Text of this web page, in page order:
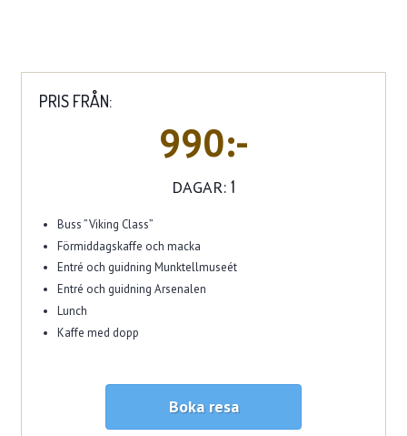
PRIS FRÅN:
990:-
DAGAR: 1
Buss ”Viking Class”
Förmiddagskaffe och macka
Entré och guidning Munktellmuseét
Entré och guidning Arsenalen
Lunch
Kaffe med dopp
Boka resa